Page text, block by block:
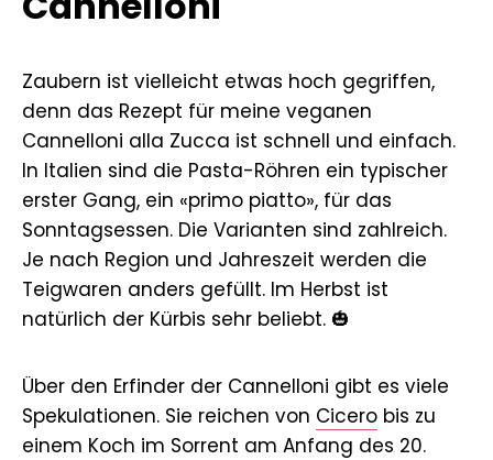
Zaubern ist vielleicht etwas hoch gegriffen,
denn das Rezept für meine veganen
Cannelloni alla Zucca ist schnell und einfach.
In Italien sind die Pasta-Röhren ein typischer
erster Gang, ein «primo piatto», für das
Sonntagsessen. Die Varianten sind zahlreich.
Je nach Region und Jahreszeit werden die
Teigwaren anders gefüllt. Im Herbst ist
natürlich der Kürbis sehr beliebt. 🎃
Über den Erfinder der Cannelloni gibt es viele
Spekulationen. Sie reichen von Cicero bis zu
einem Koch im Sorrent am Anfang des 20.